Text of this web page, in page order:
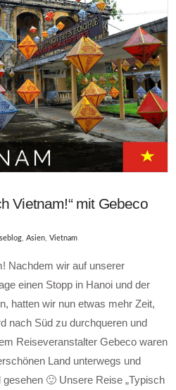
Vietnam!“ mit Gebeco
,Asien,Vietnam
Nachdem wir auf unserer
einen Stopp in Hanoi und der
hatten wir nun etwas mehr Zeit,
nach Süd zu durchqueren und
Reiseveranstalter Gebeco waren
Land unterwegs und
🙂 Unsere Reise „Typisch